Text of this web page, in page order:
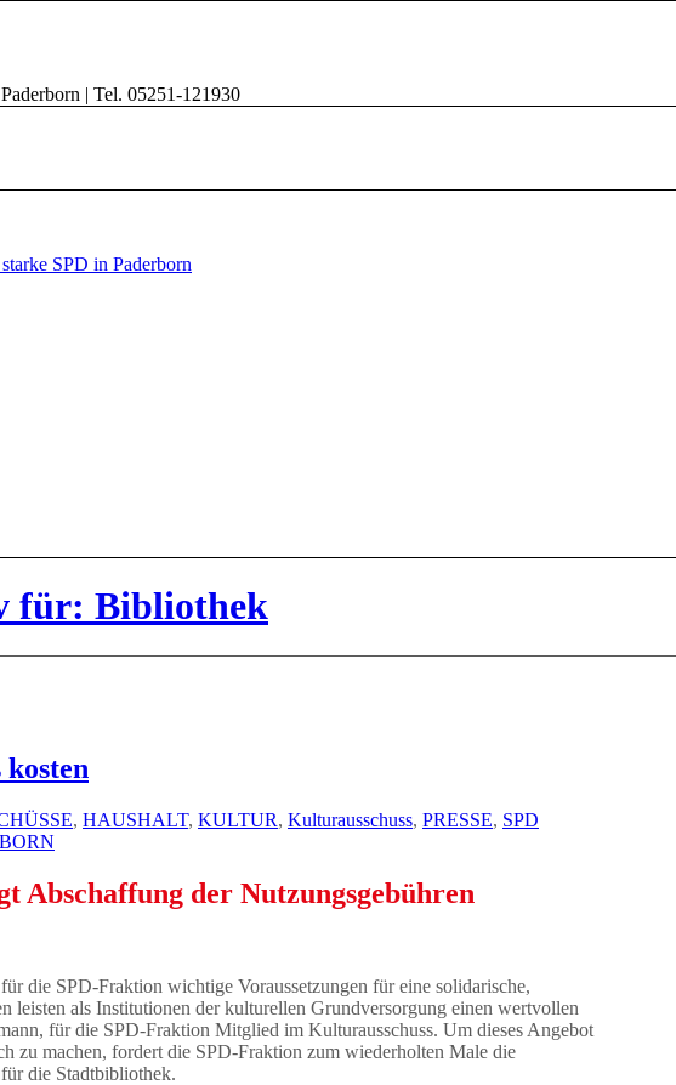
| Tel. 05251-121930
SPD in Paderborn
für: Bibliothek
, HAUSHALT, KULTUR, Kulturausschuss, PRESSE, SPD
Abschaffung der Nutzungsgebühren
die SPD-Fraktion wichtige Voraussetzungen für eine solidarische,
leisten als Institutionen der kulturellen Grundversorgung einen wertvollen
für die SPD-Fraktion Mitglied im Kulturausschuss. Um dieses Angebot
zu machen, fordert die SPD-Fraktion zum wiederholten Male die
die Stadtbibliothek.